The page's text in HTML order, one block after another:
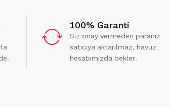
100% Garanti
Siz onay vermeden paranız
satıcıya aktarılmaz, havuz
hesabımızda bekler.